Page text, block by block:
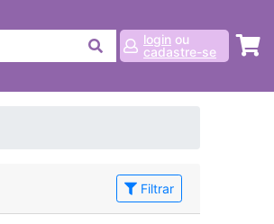
login ou
cadastre-se
Filtrar